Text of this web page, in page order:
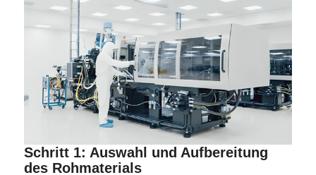
Schritt 1: Auswahl und Aufbereitung
des Rohmaterials